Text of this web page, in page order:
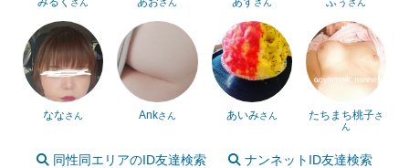
さん さん さん さん
ななさん Ankさん あいみさん たちまち桃子さ
ん
同性同エリアのID友達検索 ナンネットID友達検索